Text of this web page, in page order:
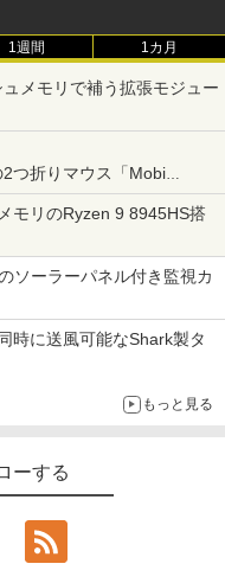
1週間 1カ月
メモリで補う拡張モジュー
つ折りマウス「Mobi
？
モリのRyzen 9 8945HS搭
ソーラーパネル付き監視カ
時に送風可能なShark製タ
もっと見る
ーする